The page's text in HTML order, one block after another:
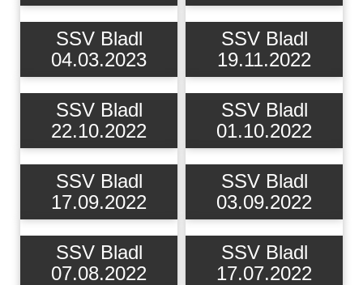
SSV Bladl
04.03.2023
SSV Bladl
19.11.2022
SSV Bladl
22.10.2022
SSV Bladl
01.10.2022
SSV Bladl
17.09.2022
SSV Bladl
03.09.2022
SSV Bladl
07.08.2022
SSV Bladl
17.07.2022